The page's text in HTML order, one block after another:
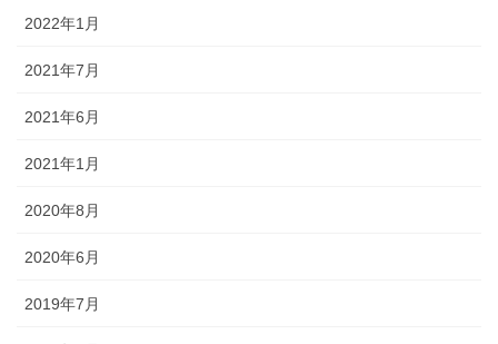
2022年1月
2021年7月
2021年6月
2021年1月
2020年8月
2020年6月
2019年7月